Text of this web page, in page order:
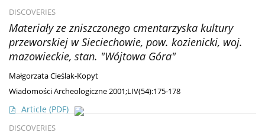
DISCOVERIES
Materiały ze zniszczonego cmentarzyska kultury
przeworskiej w Sieciechowie, pow. kozienicki, woj.
mazowieckie, stan. "Wójtowa Góra"
Małgorzata Cieślak-Kopyt
Wiadomości Archeologiczne 2001;LIV(54):175-178
Article (PDF)
DISCOVERIES